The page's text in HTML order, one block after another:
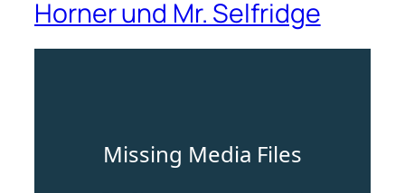
Horner und Mr. Selfridge